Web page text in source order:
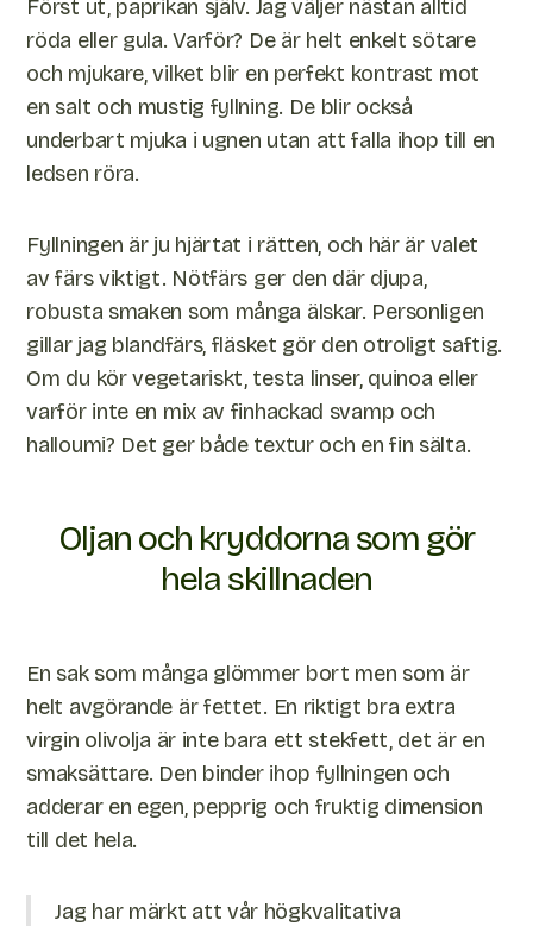
Först ut, paprikan själv. Jag väljer nästan alltid
röda eller gula. Varför? De är helt enkelt sötare
och mjukare, vilket blir en perfekt kontrast mot
en salt och mustig fyllning. De blir också
underbart mjuka i ugnen utan att falla ihop till en
ledsen röra.
Fyllningen är ju hjärtat i rätten, och här är valet
av färs viktigt. Nötfärs ger den där djupa,
robusta smaken som många älskar. Personligen
gillar jag blandfärs, fläsket gör den otroligt saftig.
Om du kör vegetariskt, testa linser, quinoa eller
varför inte en mix av finhackad svamp och
halloumi? Det ger både textur och en fin sälta.
Oljan och kryddorna som gör
hela skillnaden
En sak som många glömmer bort men som är
helt avgörande är fettet. En riktigt bra extra
virgin olivolja är inte bara ett stekfett, det är en
smaksättare. Den binder ihop fyllningen och
adderar en egen, pepprig och fruktig dimension
till det hela.
Jag har märkt att vår högkvalitativa